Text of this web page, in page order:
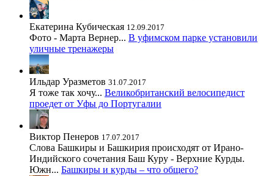
Екатерина Кубическая 12.09.2017
Фото - Марта Вернер... В уфимском парке установили
уличные тренажеры
Ильдар Уразметов 31.07.2017
Я тоже так хочу... Великобританский велосипедист
проедет от Уфы до Португалии
Виктор Пенеров 17.07.2017
Слова Башкиры и Башкирия происходят от Ирано-
Индийского сочетания Баш Куру - Верхние Курды.
Южн... Башкиры и курды – что общего?